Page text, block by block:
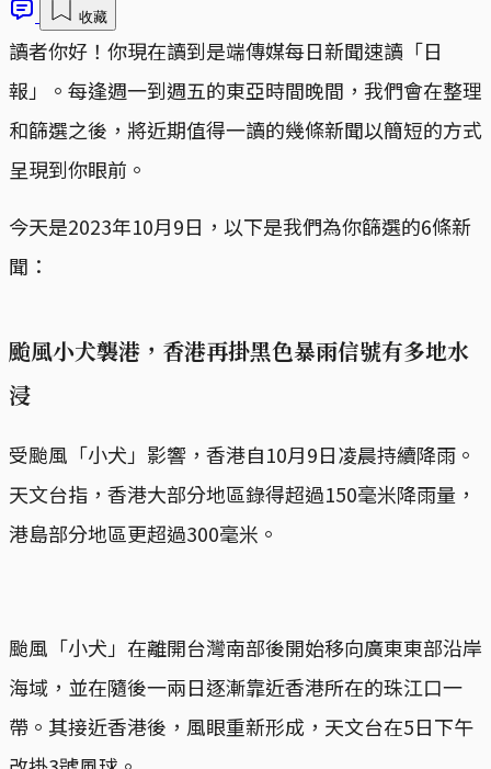
收藏
讀者你好！你現在讀到是端傳媒每日新聞速讀「日
報」。每逢週一到週五的東亞時間晚間，我們會在整理
和篩選之後，將近期值得一讀的幾條新聞以簡短的方式
呈現到你眼前。
今天是2023年10月9日，以下是我們為你篩選的6條新
聞：
颱風小犬襲港，香港再掛黑色暴雨信號有多地水
浸
受颱風「小犬」影響，香港自10月9日凌晨持續降雨。
天文台指，香港大部分地區錄得超過150毫米降雨量，
港島部分地區更超過300毫米。
颱風「小犬」在離開台灣南部後開始移向廣東東部沿岸
海域，並在隨後一兩日逐漸靠近香港所在的珠江口一
帶。其接近香港後，風眼重新形成，天文台在5日下午